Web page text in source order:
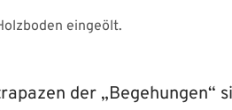
eingeölt.
der „Begehungen“